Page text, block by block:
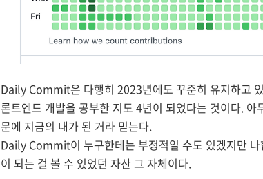
Daily Commit은 다행히 2023년에도 꾸준히 유지하고
론트엔드 개발을 공부한 지도 4년이 되었다는 것이다.
문에 지금의 내가 된 거라 믿는다.
Daily Commit이 누구한테는 부정적일 수도 있겠지만
이 되는 걸 볼 수 있었던 자산 그 자체이다.